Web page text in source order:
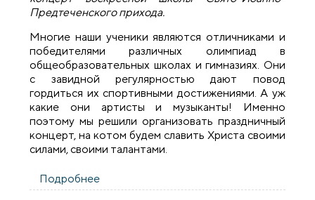
Предтеченского прихода.
Многие наши ученики являются отличниками и
победителями различных олимпиад в
общеобразовательных школах и гимназиях. Они
с завидной регулярностью дают повод
гордиться их спортивными достижениями. А уж
какие они артисты и музыканты! Именно
поэтому мы решили организовать праздничный
концерт, на котом будем славить Христа своими
силами, своими талантами.
Подробнее
школы прихода Усекновения Главы